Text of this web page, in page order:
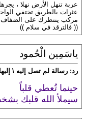
عربة تنهل الأرض نهلا ،
عثرات بالطريق تختفي
مركب ينتظرك على الضفاف
(( فالترقد في سلام ))
ياسَمِين الْحُمود
رد: رسالة لم تصل إليه \ إليها
حينما تُعطي قلباً
سيملأ الله قلبك